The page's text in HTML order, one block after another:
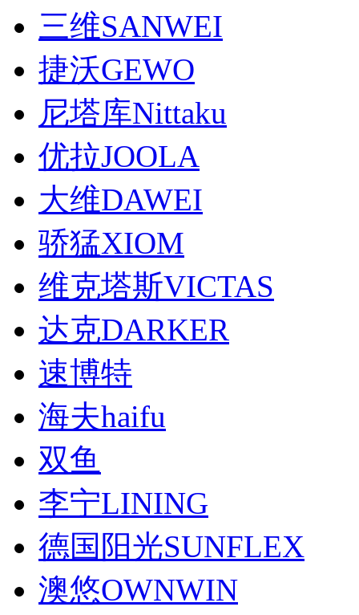
三维SANWEI
捷沃GEWO
尼塔库Nittaku
优拉JOOLA
大维DAWEI
骄猛XIOM
维克塔斯VICTAS
达克DARKER
速博特
海夫haifu
双鱼
李宁LINING
德国阳光SUNFLEX
澳悠OWNWIN